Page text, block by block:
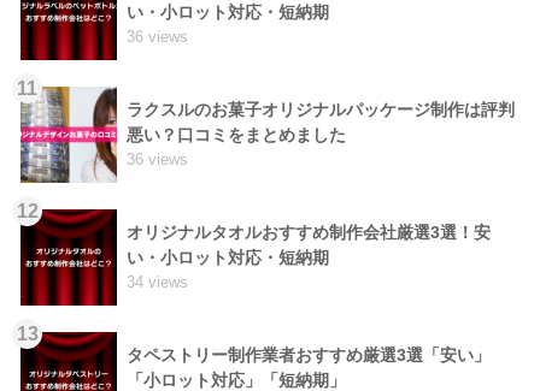
い・小ロット対応・短納期
36 views
11
ラクスルのお菓子オリジナルパッケージ制作は評判
悪い？口コミをまとめました
36 views
12
オリジナルタオルおすすめ制作会社厳選3選！安
い・小ロット対応・短納期
34 views
13
タペストリー制作業者おすすめ厳選3選「安い」
「小ロット対応」「短納期」